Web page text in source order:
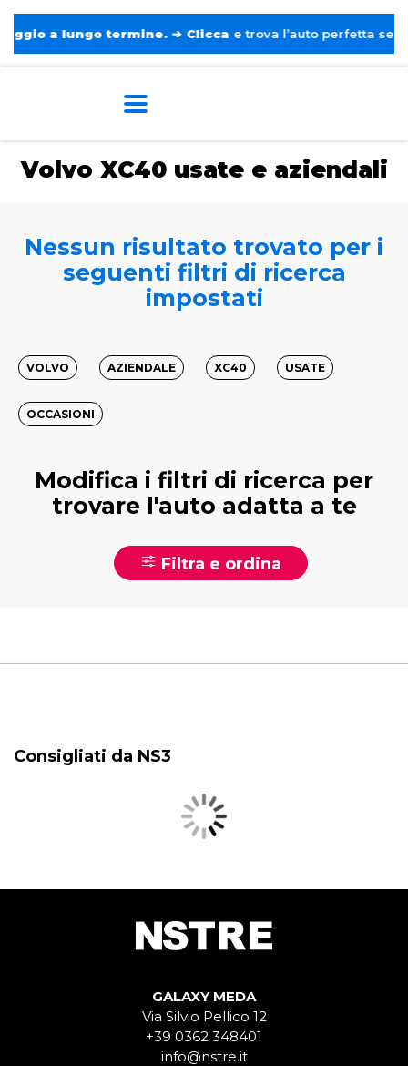
a lungo termine. ➔ Clicca e trova l’auto perfetta senza
Volvo XC40 usate e aziendali
Nessun risultato trovato per i
seguenti filtri di ricerca
impostati
VOLVO AZIENDALE XC40 USATE
OCCASIONI
Modifica i filtri di ricerca per
trovare l'auto adatta a te
Filtra e ordina
Consigliati da NS3
GALAXY MEDA
Via Silvio Pellico 12
+39 0362 348401
info@nstre.it